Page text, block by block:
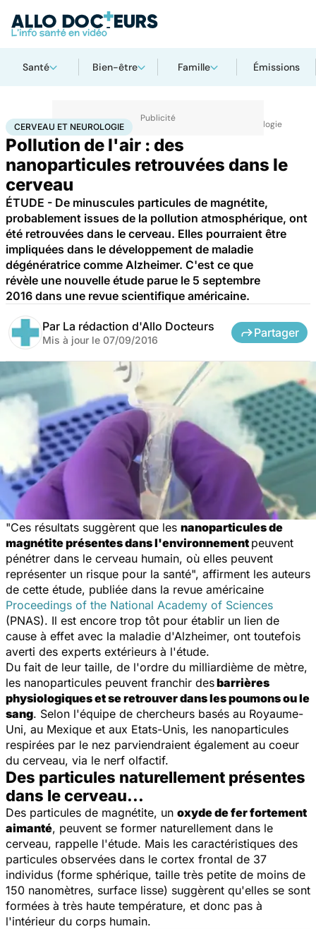
Santé Bien-être Famille Émissions
AccueilSantéMaladiesMaladies neurologiques Cerveau et neurologie
CERVEAU ET NEUROLOGIE
Pollution de l'air : des
nanoparticules retrouvées dans le
cerveau
ÉTUDE - De minuscules particules de magnétite,
probablement issues de la pollution atmosphérique, ont
été retrouvées dans le cerveau. Elles pourraient être
impliquées dans le développement de maladie
dégénératrice comme Alzheimer. C'est ce que
révèle une nouvelle étude parue le 5 septembre
2016 dans une revue scientifique américaine.
Par La rédaction d'Allo Docteurs
Mis à jour le 07/09/2016
Partager
"Ces résultats suggèrent que les nanoparticules de
magnétite présentes dans l'environnement peuvent
pénétrer dans le cerveau humain, où elles peuvent
représenter un risque pour la santé", affirment les auteurs
de cette étude, publiée dans la revue américaine
Proceedings of the National Academy of Sciences
(PNAS). Il est encore trop tôt pour établir un lien de
cause à effet avec la maladie d'Alzheimer, ont toutefois
averti des experts extérieurs à l'étude.
Du fait de leur taille, de l'ordre du milliardième de mètre,
les nanoparticules peuvent franchir desbarrières
physiologiques et se retrouver dans les poumons ou le
sang. Selon l'équipe de chercheurs basés au Royaume-
Uni, au Mexique et aux Etats-Unis, les nanoparticules
respirées par le nez parviendraient également au coeur
du cerveau, via le nerf olfactif.
Des particules naturellement présentes
dans le cerveau...
Des particules de magnétite, un oxyde de fer fortement
aimanté, peuvent se former naturellement dans le
cerveau, rappelle l'étude. Mais les caractéristiques des
particules observées dans le cortex frontal de 37
individus (forme sphérique, taille très petite de moins de
150 nanomètres, surface lisse) suggèrent qu'elles se sont
formées à très haute température, et donc pas à
l'intérieur du corps humain.